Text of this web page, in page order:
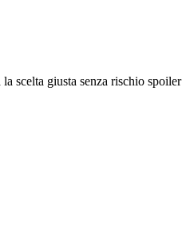
scelta giusta senza rischio spoiler